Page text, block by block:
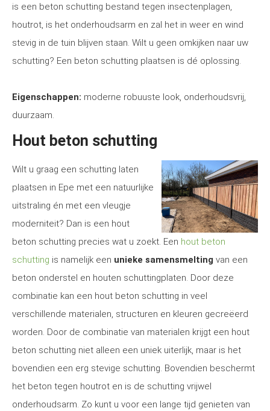
is een beton schutting bestand tegen insectenplagen,
houtrot, is het onderhoudsarm en zal het in weer en wind
stevig in de tuin blijven staan. Wilt u geen omkijken naar uw
schutting? Een beton schutting plaatsen is dé oplossing.
Eigenschappen: moderne robuuste look, onderhoudsvrij,
duurzaam.
Hout beton schutting
Wilt u graag een schutting laten
plaatsen in Epe met een natuurlijke
uitstraling én met een vleugje
moderniteit? Dan is een hout
beton schutting precies wat u zoekt. Een hout beton
schutting is namelijk een unieke samensmelting van een
beton onderstel en houten schuttingplaten. Door deze
combinatie kan een hout beton schutting in veel
verschillende materialen, structuren en kleuren gecreëerd
worden. Door de combinatie van materialen krijgt een hout
beton schutting niet alleen een uniek uiterlijk, maar is het
bovendien een erg stevige schutting. Bovendien beschermt
het beton tegen houtrot en is de schutting vrijwel
onderhoudsarm. Zo kunt u voor een lange tijd genieten van